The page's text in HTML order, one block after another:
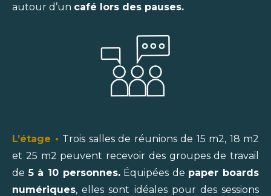
autour d’un café lors des pauses.
L’étage • Trois salles de réunions de 15 m2, 18 m2
et 25 m2 peuvent recevoir des groupes de travail
de5 à 10 personnes.Équipées de paper boards
numériques, elles sont idéales pour des sessions